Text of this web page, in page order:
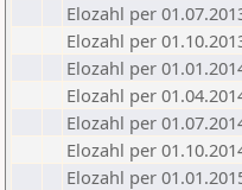
Elozahl per
Elozahl per
Elozahl per
Elozahl per
Elozahl per
Elozahl per
Elozahl per